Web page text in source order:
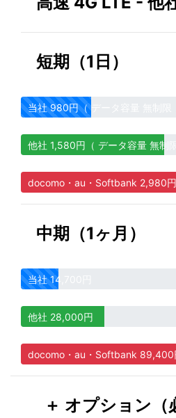
短期（1日）
当社 980円（ データ容量 無制限
他社 1,580円（ データ容量 無制限
docomo・au・Softbank 2,980円
中期（1ヶ月）
当社 14,700円
他社 28,000円
docomo・au・Softbank 89,400
＋ オプション（